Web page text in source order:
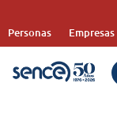
contenido
Personas Empresas